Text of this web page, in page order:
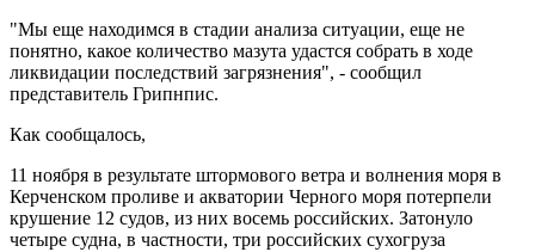
"Мы еще находимся в стадии анализа ситуации, еще не
понятно, какое количество мазута удастся собрать в ходе
ликвидации последствий загрязнения", - сообщил
представитель Грипнпис.
Как сообщалось,
11 ноября в результате штормового ветра и волнения моря в
Керченском проливе и акватории Черного моря потерпели
крушение 12 судов, из них восемь российских. Затонуло
четыре судна, в частности, три российских сухогруза